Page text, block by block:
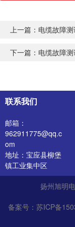
上一篇： 电缆故障
下一篇： 电缆故障
联系我们
邮箱：
962911775@qq.c
om
地址：宝应县柳堡
镇工业集中区
扬州旭明
备案号：苏ICP备